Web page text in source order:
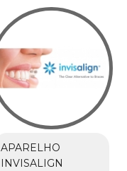
APARELHO
INVISALIGN